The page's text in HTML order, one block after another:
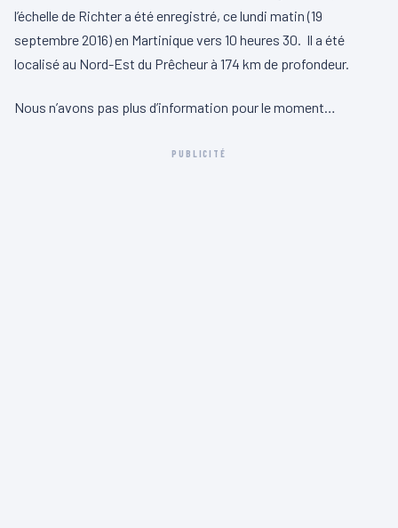
l’échelle de Richter a été enregistré, ce lundi matin (19
septembre 2016) en Martinique vers 10 heures 30. Il a été
localisé au Nord-Est du Prêcheur à 174 km de profondeur.
Nous n’avons pas plus d’information pour le moment…
PUBLICITÉ